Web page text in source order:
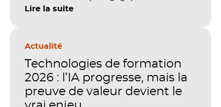
Lire la suite
Actualité
Technologies de formation
2026 : l’IA progresse, mais la
preuve de valeur devient le